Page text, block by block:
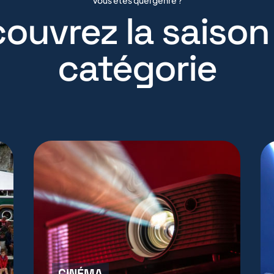
la
catégorie